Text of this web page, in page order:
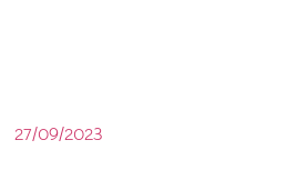
27/09/2023